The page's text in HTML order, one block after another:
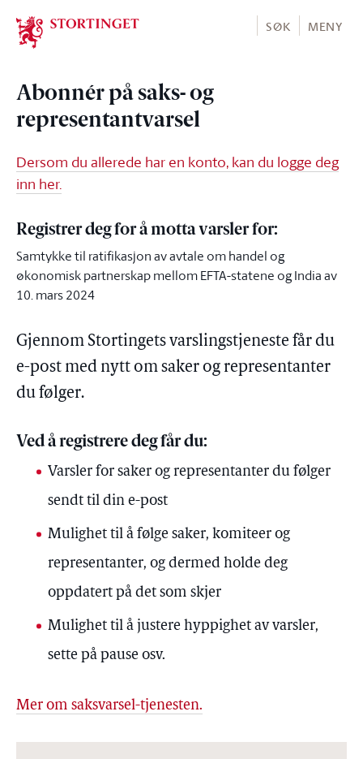
Stortinget.no
SØK MENY
Abonnér på saks- og
representantvarsel
Dersom du allerede har en konto, kan du logge deg
inn her.
Registrer deg for å motta varsler for:
Samtykke til ratifikasjon av avtale om handel og
økonomisk partnerskap mellom EFTA-statene og India av
10. mars 2024
Gjennom Stortingets varslingstjeneste får du
e-post med nytt om saker og representanter
du følger.
Ved å registrere deg får du:
Varsler for saker og representanter du følger
sendt til din e-post
Mulighet til å følge saker, komiteer og
representanter, og dermed holde deg
oppdatert på det som skjer
Mulighet til å justere hyppighet av varsler,
sette på pause osv.
Mer om saksvarsel-tjenesten.